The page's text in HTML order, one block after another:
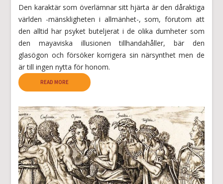
Den karaktär som överlämnar sitt hjärta är den dåraktiga
världen -mänskligheten i allmänhet-, som, förutom att
den alltid har psyket buteljerat i de olika dumheter som
den mayaviska illusionen tillhandahåller, bär den
glasögon och försöker korrigera sin närsynthet men de
är till ingen nytta för honom.
READ MORE